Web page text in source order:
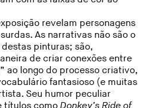
revelam personagens
As narrativas não são o
pinturas; são,
de criar conexões entre
ao longo do processo criativo,
fantasioso (e muitas
Seu humor peculiar
títulos como Donkey’s Ride of